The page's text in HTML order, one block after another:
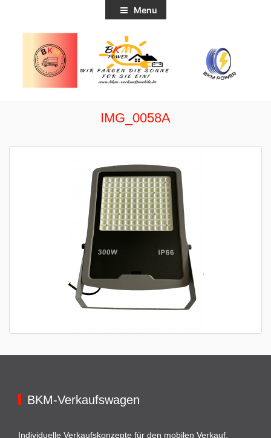
Menu
IMG_0058A
BKM-Verkaufswagen
Individuelle Verkaufskonzepte für den mobilen Verkauf,